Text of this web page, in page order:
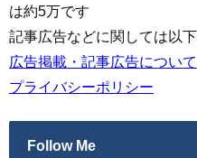
は約5万です
記事広告などに関しては以
広告掲載・記事広告について
プライバシーポリシー
Follow Me